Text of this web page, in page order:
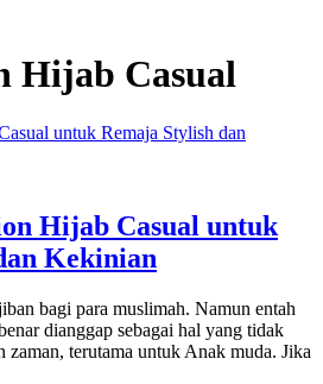
Hijab Casual
Hijab Casual untuk
Kekinian
bagi para muslimah. Namun entah
dianggap sebagai hal yang tidak
zaman, terutama untuk Anak muda. Jika